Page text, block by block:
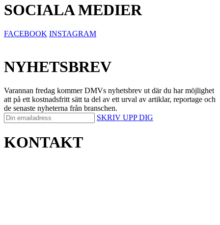
SOCIALA MEDIER
FACEBOOK INSTAGRAM
NYHETSBREV
Varannan fredag kommer DMVs nyhetsbrev ut där du har möjlighet
att på ett kostnadsfritt sätt ta del av ett urval av artiklar, reportage och
de senaste nyheterna från branschen.
SKRIV UPP DIG
KONTAKT